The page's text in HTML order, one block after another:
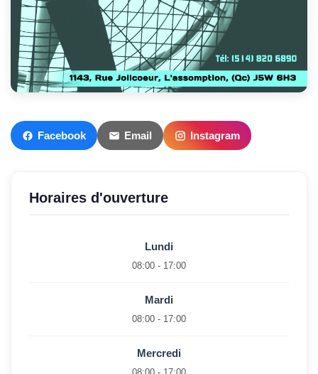
Facebook Email Instagram
Horaires d'ouverture
Lundi
08:00 - 17:00
Mardi
08:00 - 17:00
Mercredi